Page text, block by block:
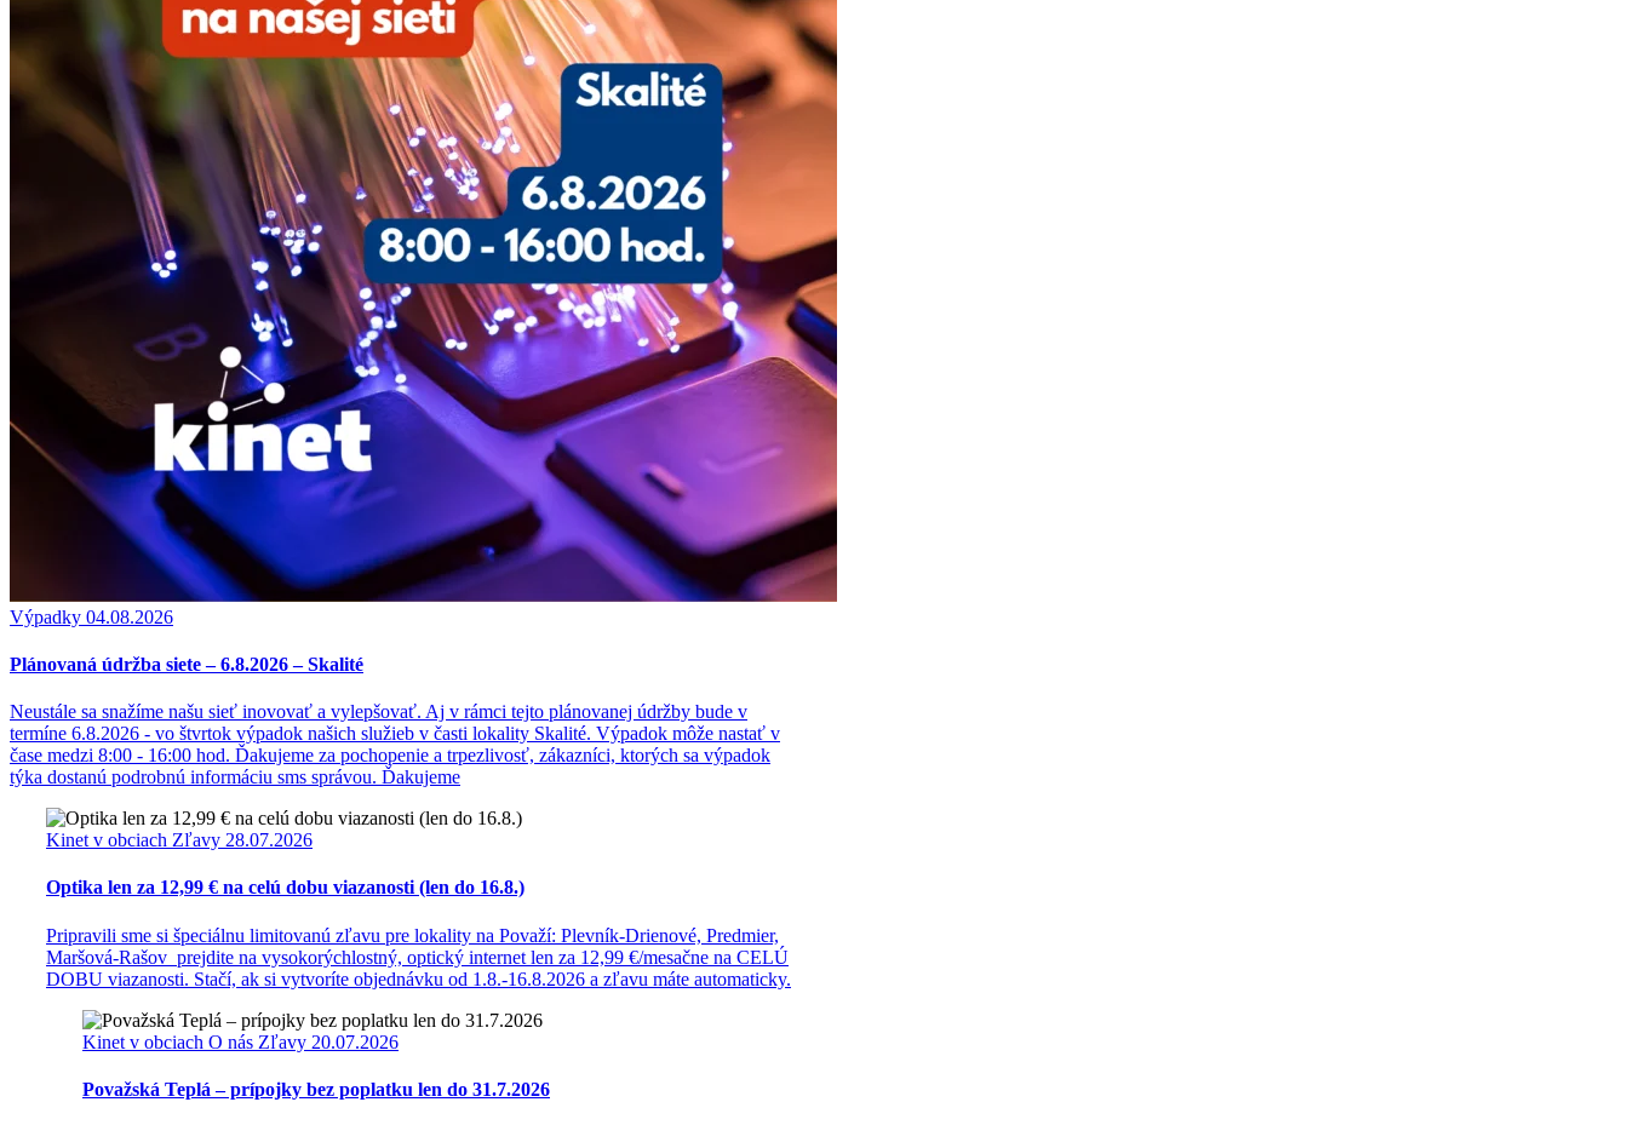
Výpadky 04.08.2026
Plánovaná údržba siete – 6.8.2026 – Skalité
Neustále sa snažíme našu sieť inovovať a vylepšovať. Aj v rámci tejto plánovanej údržby bude v
termíne 6.8.2026 - vo štvrtok výpadok našich služieb v časti lokality Skalité. Výpadok môže nastať v
čase medzi 8:00 - 16:00 hod. Ďakujeme za pochopenie a trpezlivosť, zákazníci, ktorých sa výpadok
týka dostanú podrobnú informáciu sms správou. Ďakujeme
Kinet v obciach Zľavy 28.07.2026
Optika len za 12,99 € na celú dobu viazanosti (len do 16.8.)
Pripravili sme si špeciálnu limitovanú zľavu pre lokality na Považí: Plevník-Drienové, Predmier,
Maršová-Rašov prejdite na vysokorýchlostný, optický internet len za 12,99 €/mesačne na CELÚ
DOBU viazanosti. Stačí, ak si vytvoríte objednávku od 1.8.-16.8.2026 a zľavu máte automaticky.
Kinet v obciach O nás Zľavy 20.07.2026
Považská Teplá – prípojky bez poplatku len do 31.7.2026